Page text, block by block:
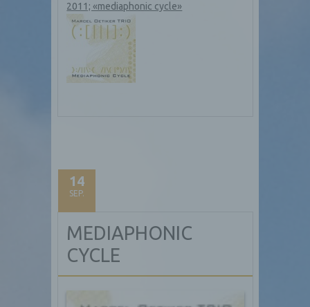
2011; «mediaphonic cycle»
14
SEP.
MEDIAPHONIC
CYCLE